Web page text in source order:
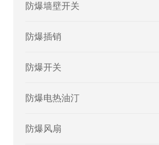
防爆墙壁开关
防爆插销
防爆开关
防爆电热油汀
防爆风扇